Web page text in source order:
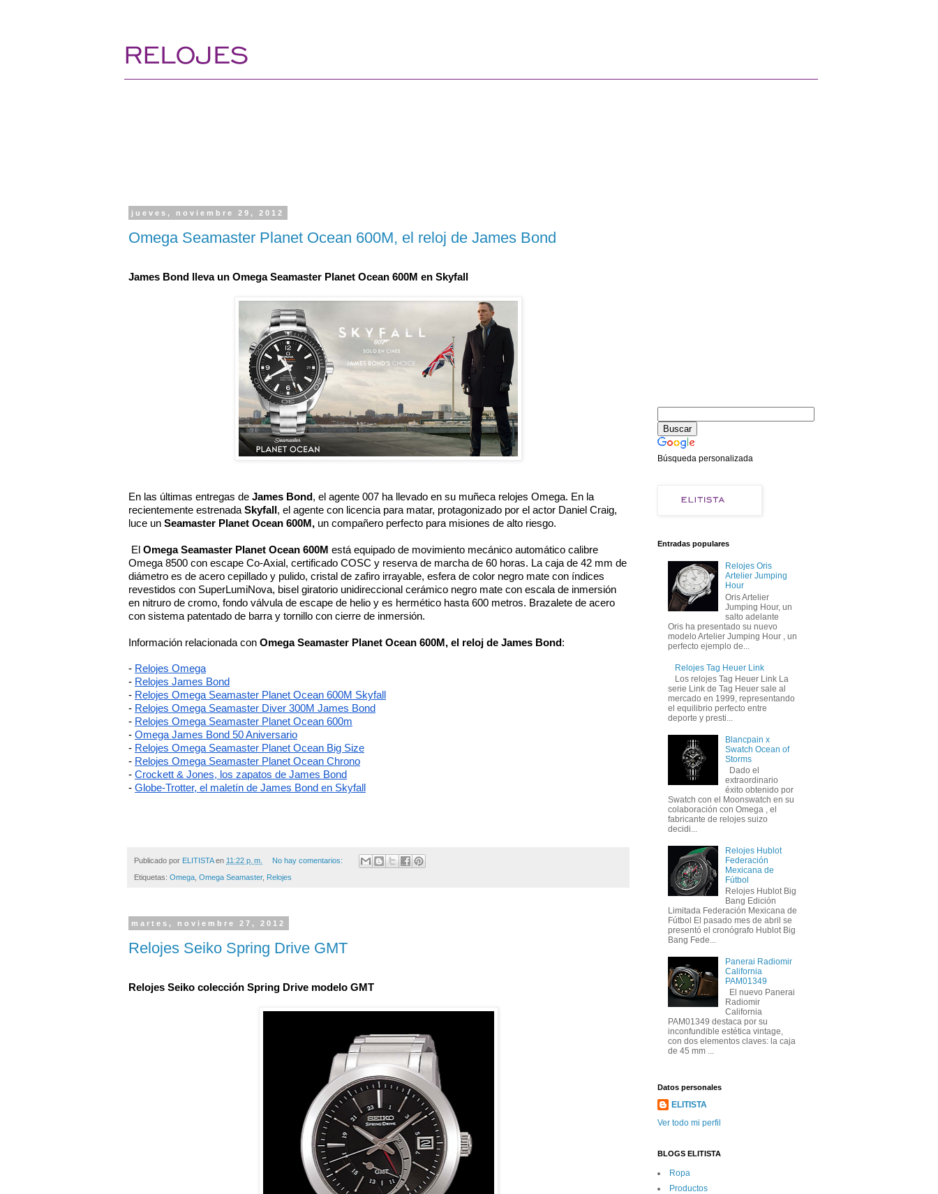
jueves, noviembre 29, 2012
Omega Seamaster Planet Ocean 600M, el reloj de James Bond
James Bond lleva un Omega Seamaster Planet Ocean 600M en Skyfall
En las últimas entregas de James Bond, el agente 007 ha llevado en su muñeca relojes Omega. En la
recientemente estrenada Skyfall, el agente con licencia para matar, protagonizado por el actor Daniel Craig,
luce un Seamaster Planet Ocean 600M, un compañero perfecto para misiones de alto riesgo.
El Omega Seamaster Planet Ocean 600M está equipado de movimiento mecánico automático calibre
Omega 8500 con escape Co-Axial, certificado COSC y reserva de marcha de 60 horas. La caja de 42 mm de
diámetro es de acero cepillado y pulido, cristal de zafiro irrayable, esfera de color negro mate con índices
revestidos con SuperLumiNova, bisel giratorio unidireccional cerámico negro mate con escala de inmersión
en nitruro de cromo, fondo válvula de escape de helio y es hermético hasta 600 metros. Brazalete de acero
con sistema patentado de barra y tornillo con cierre de inmersión.
Información relacionada con Omega Seamaster Planet Ocean 600M, el reloj de James Bond:
- Relojes Omega
- Relojes James Bond
- Relojes Omega Seamaster Planet Ocean 600M Skyfall
- Relojes Omega Seamaster Diver 300M James Bond
- Relojes Omega Seamaster Planet Ocean 600m
- Omega James Bond 50 Aniversario
- Relojes Omega Seamaster Planet Ocean Big Size
- Relojes Omega Seamaster Planet Ocean Chrono
- Crockett & Jones, los zapatos de James Bond
- Globe-Trotter, el maletín de James Bond en Skyfall
Publicado por ELITISTA en 11:22 p. m. No hay comentarios:
Etiquetas: Omega Omega Seamaster, Relojes
martes, noviembre 27, 2012
Relojes Seiko Spring Drive GMT
Relojes Seiko colección Spring Drive modelo GMT
Búsqueda personalizada
Entradas populares
Relojes Oris
Artelier Jumping
Hour
Oris Artelier
Jumping Hour, un
salto adelante
Oris ha presentado su nuevo
modelo Artelier Jumping Hour , un
perfecto ejemplo de...
Relojes Tag Heuer Link
Los relojes Tag Heuer Link La
serie Link de Tag Heuer sale al
mercado en 1999, representando
el equilibrio perfecto entre
deporte y presti...
Blancpain x
Swatch Ocean of
Storms
Dado el
extraordinario
éxito obtenido por
Swatch con el Moonswatch en su
colaboración con Omega , el
fabricante de relojes suizo
decidi...
Relojes Hublot
Federación
Mexicana de
Fútbol
Relojes Hublot Big
Bang Edición
Limitada Federación Mexicana de
Fútbol El pasado mes de abril se
presentó el cronógrafo Hublot Big
Bang Fede...
Panerai Radiomir
California
PAM01349
El nuevo Panerai
Radiomir
California
PAM01349 destaca por su
inconfundible estética vintage,
con dos elementos claves: la caja
de 45 mm ...
Datos personales
ELITISTA
Ver todo mi perfil
BLOGS ELITISTA
Ropa
Productos